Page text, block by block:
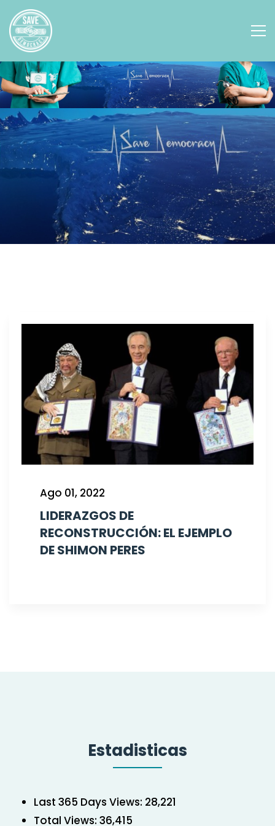
Ago 01, 2022
LIDERAZGOS DE
RECONSTRUCCIÓN: EL EJEMPLO
DE SHIMON PERES
Estadisticas
Last 365 Days Views: 28,221
Total Views: 36,415